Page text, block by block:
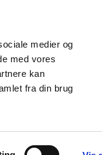
medier og
med vores
kan
fra din brug
Udgivelser
Medicinsk